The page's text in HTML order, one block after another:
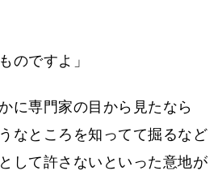
のですよ」
に専門家の目から見たなら
なところを知ってて掘るなど
して許さないといった意地が